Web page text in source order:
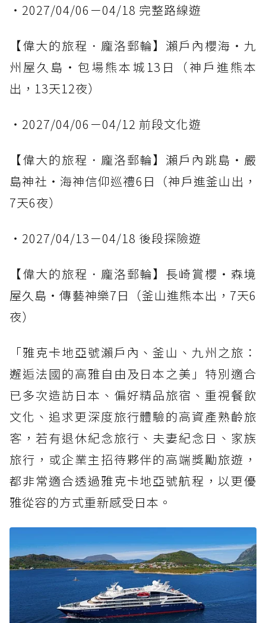
・2027/04/06－04/18 完整路線遊
【偉大的旅程．龐洛郵輪】瀨戶內櫻海・九
州屋久島・包場熊本城13日（神戶進熊本
出，13天12夜）
・2027/04/06－04/12 前段文化遊
【偉大的旅程．龐洛郵輪】瀨戶內跳島・嚴
島神社・海神信仰巡禮6日（神戶進釜山出，
7天6夜）
・2027/04/13－04/18 後段探險遊
【偉大的旅程．龐洛郵輪】長崎賞櫻・森境
屋久島・傳藝神樂7日（釜山進熊本出，7天6
夜）
「雅克卡地亞號瀨戶內、釜山、九州之旅：
邂逅法國的高雅自由及日本之美」特別適合
已多次造訪日本、偏好精品旅宿、重視餐飲
文化、追求更深度旅行體驗的高資產熟齡旅
客，若有退休紀念旅行、夫妻紀念日、家族
旅行，或企業主招待夥伴的高端獎勵旅遊，
都非常適合透過雅克卡地亞號航程，以更優
雅從容的方式重新感受日本。